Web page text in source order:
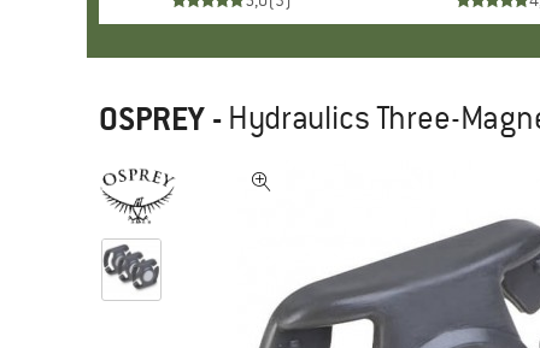
OSPREY - Hydraulics Three-